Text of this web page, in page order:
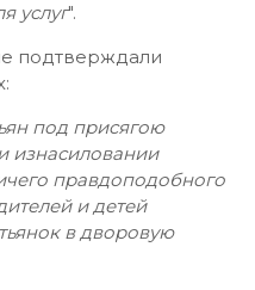
услуг".
подтверждали
под присягою
изнасиловании
правдоподобного
и детей
в дворовую